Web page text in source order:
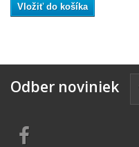
Vložiť do košíka
Odber noviniek